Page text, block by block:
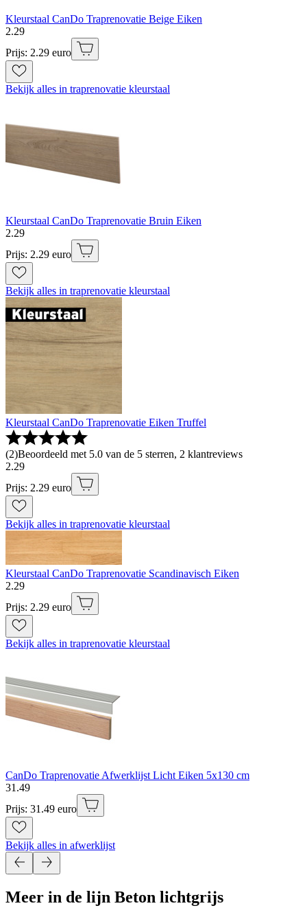
Kleurstaal CanDo Traprenovatie Beige Eiken
2.29
Prijs: 2.29 euro
Bekijk alles in traprenovatie kleurstaal
Kleurstaal CanDo Traprenovatie Bruin Eiken
2.29
Prijs: 2.29 euro
Bekijk alles in traprenovatie kleurstaal
Kleurstaal CanDo Traprenovatie Eiken Truffel
(2)Beoordeeld met 5.0 van de 5 sterren, 2 klantreviews
2.29
Prijs: 2.29 euro
Bekijk alles in traprenovatie kleurstaal
Kleurstaal CanDo Traprenovatie Scandinavisch Eiken
2.29
Prijs: 2.29 euro
Bekijk alles in traprenovatie kleurstaal
CanDo Traprenovatie Afwerklijst Licht Eiken 5x130 cm
31 .49
Prijs: 31.49 euro
Bekijk alles in afwerklijst
Meer in de lijn Beton lichtgrijs